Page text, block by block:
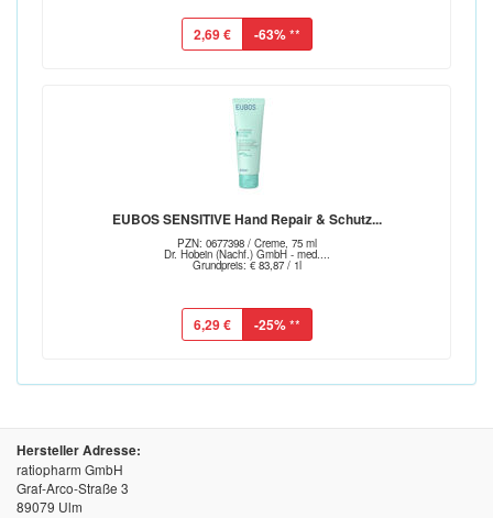
2,69 € -63%**
EUBOS SENSITIVE Hand Repair & Schutz...
PZN: 0677398 / Creme, 75 ml
Dr. Hobein (Nachf.) GmbH - med....
Grundpreis: € 83,87 / 1l
6,29 € -25%**
Hersteller Adresse:
ratiopharm GmbH
Graf-Arco-Straße 3
89079 Ulm